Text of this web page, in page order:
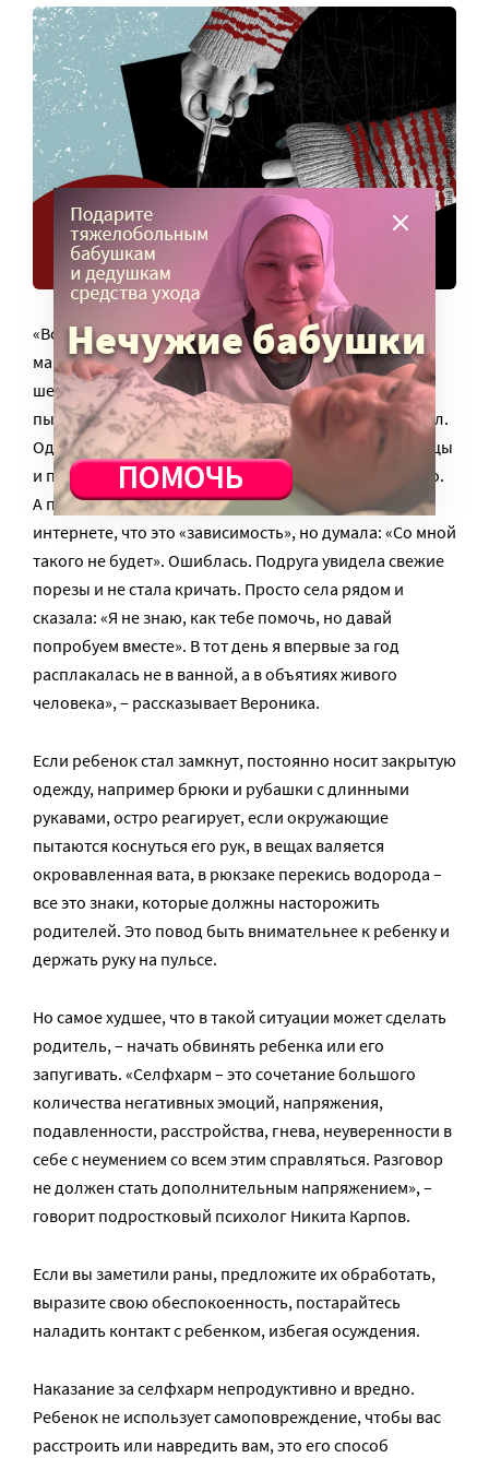
«Все началось в 8-м классе. Родители разводились,
мама плакала каждую ночь, а одноклассники
шептались за спиной: «Смотри, какая жирная». Я
пыталась худеть – не ела по три дня, но вес не уходил.
Однажды после школы я взяла маникюрные ножницы
и провела по руке. Было не больно – скорее странно.
А потом… наступило облегчение. Я читала в
интернете, что это «зависимость», но думала: «Со мной
такого не будет». Ошиблась. Подруга увидела свежие
порезы и не стала кричать. Просто села рядом и
сказала: «Я не знаю, как тебе помочь, но давай
попробуем вместе». В тот день я впервые за год
расплакалась не в ванной, а в объятиях живого
человека», – рассказывает Вероника.
Если ребенок стал замкнут, постоянно носит закрытую
одежду, например брюки и рубашки с длинными
рукавами, остро реагирует, если окружающие
пытаются коснуться его рук, в вещах валяется
окровавленная вата, в рюкзаке перекись водорода –
все это знаки, которые должны насторожить
родителей. Это повод быть внимательнее к ребенку и
держать руку на пульсе.
Но самое худшее, что в такой ситуации может сделать
родитель, – начать обвинять ребенка или его
запугивать. «Селфхарм – это сочетание большого
количества негативных эмоций, напряжения,
подавленности, расстройства, гнева, неуверенности в
себе с неумением со всем этим справляться. Разговор
не должен стать дополнительным напряжением», –
говорит подростковый психолог Никита Карпов.
Если вы заметили раны, предложите их обработать,
выразите свою обеспокоенность, постарайтесь
наладить контакт с ребенком, избегая осуждения.
Наказание за селфхарм непродуктивно и вредно.
Ребенок не использует самоповреждение, чтобы вас
расстроить или навредить вам, это его способ